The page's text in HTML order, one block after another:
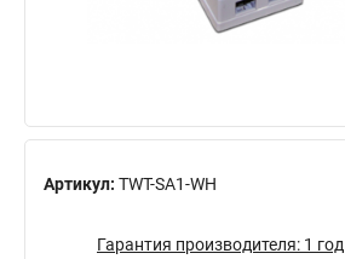
Артикул: TWT-SA1-WH
Гарантия производителя: 1 год